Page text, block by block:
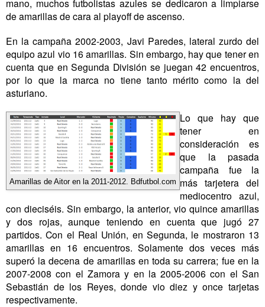
mano, muchos futbolistas azules se dedicaron a limpiarse
de amarillas de cara al playoff de ascenso.
En la campaña 2002-2003, Javi Paredes, lateral zurdo del
equipo azul vio 16 amarillas. Sin embargo, hay que tener en
cuenta que en Segunda División se juegan 42 encuentros,
por lo que la marca no tiene tanto mérito como la del
asturiano.
Amarillas de Aitor en la 2011-2012. Bdfutbol.com
Lo que hay que
tener en
consideración es
que la pasada
campaña fue la
más tarjetera del
mediocentro azul,
con dieciséis. Sin embargo, la anterior, vio quince amarillas
y dos rojas, aunque teniendo en cuenta que jugó 27
partidos. Con el Real Unión, en Segunda, le mostraron 13
amarillas en 16 encuentros. Solamente dos veces más
superó la decena de amarillas en toda su carrera; fue en la
2007-2008 con el Zamora y en la 2005-2006 con el San
Sebastián de los Reyes, donde vio diez y once tarjetas
respectivamente.